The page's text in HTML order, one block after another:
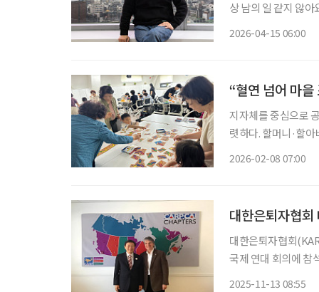
상 남의 일 같지 않
2026-04-15 06:00
“혈연 넘어 마
지자체를 중심으로
렷하다. 할머니·할
2026-02-08 07:00
대한은퇴자협
대한은퇴자협회
국제 연대 회의에 참
2025-11-13 08:55